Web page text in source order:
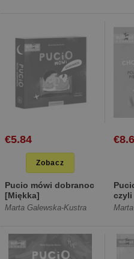
€5.84
Zobacz
Pucio mówi dobranoc
[Miękka]
Marta Galewska-Kustra
czyli